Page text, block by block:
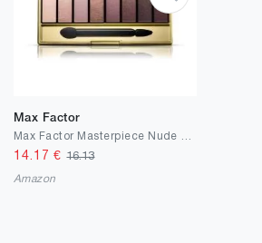
Max Factor
14.17 €16.13
Amazon